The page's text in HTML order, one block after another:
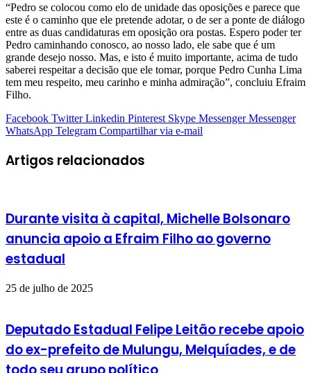
“Pedro se colocou como elo de unidade das oposições e parece que
este é o caminho que ele pretende adotar, o de ser a ponte de diálogo
entre as duas candidaturas em oposição ora postas. Espero poder ter
Pedro caminhando conosco, ao nosso lado, ele sabe que é um
grande desejo nosso. Mas, e isto é muito importante, acima de tudo
saberei respeitar a decisão que ele tomar, porque Pedro Cunha Lima
tem meu respeito, meu carinho e minha admiração”, concluiu Efraim
Filho.
Facebook Twitter Linkedin Pinterest Skype Messenger Messenger
WhatsApp Telegram Compartilhar via e-mail
Artigos relacionados
Durante visita à capital, Michelle Bolsonaro
anuncia apoio a Efraim Filho ao governo
estadual
25 de julho de 2025
Deputado Estadual Felipe Leitão recebe apoio
do ex-prefeito de Mulungu, Melquíades, e de